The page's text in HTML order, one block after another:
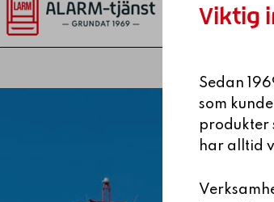
Viktig
Sedan
som
produkter
har alltid